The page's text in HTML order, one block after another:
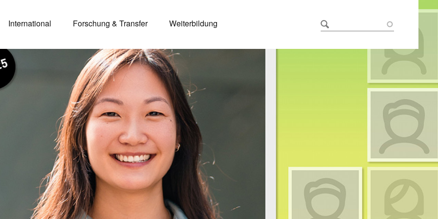
International Forschung & Transfer Weiterbildung